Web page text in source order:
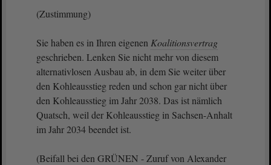
(Zustimmung)
Sie haben es in Ihren eigenen Koalitionsvertrag
geschrieben. Lenken Sie nicht mehr von diesem
alternativlosen Ausbau ab, in dem Sie weiter über
den Kohleausstieg reden und schon gar nicht über
den Kohleausstieg im Jahr 2038. Das ist nämlich
Quatsch, weil der Kohleausstieg in Sachsen-Anhalt
im Jahr 2034 beendet ist.
(Beifall bei den GRÜNEN - Zuruf von Alexander